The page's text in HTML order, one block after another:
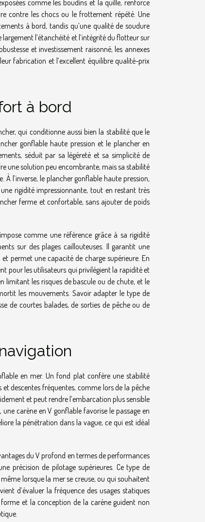
comme les boudins et la quille, renforce
contre les chocs ou le frottement répété. Une
à bord, tandis qu’une qualité de soudure
l’étanchéité et l’intégrité du flotteur sur
et investissement raisonné, les annexes
fabrication et l’excellent équilibre qualité-prix
à bord
qui conditionne aussi bien la stabilité que le
gonflable haute pression et le plancher en
séduit par sa légèreté et sa simplicité de
une solution peu encombrante, mais sa stabilité
l’inverse, le plancher gonflable haute pression,
rigidité impressionnante, tout en restant très
ferme et confortable, sans ajouter de poids
comme une référence grâce à sa rigidité
sur des plages caillouteuses. Il garantit une
permet une capacité de charge supérieure. En
pour les utilisateurs qui privilégient la rapidité et
limitant les risques de bascule ou de chute, et le
les mouvements. Savoir adapter le type de
de courtes balades, de sorties de pêche ou de
en mer. Un fond plat confère une stabilité
descentes fréquentes, comme lors de la pêche
et peut rendre l’embarcation plus sensible
carène en V gonflable favorise le passage en
la pénétration dans la vague, ce qui est idéal
du V profond en termes de performances
précision de pilotage supérieures. Ce type de
lorsque la mer se creuse, ou qui souhaitent
d’évaluer la fréquence des usages statiques
et la conception de la carène guident non